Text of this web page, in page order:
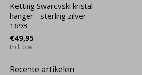
Ketting Swarovski kristal
hanger - sterling zilver -
1693
€49,95
Incl. btw
Recente artikelen